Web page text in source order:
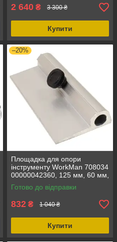
2 640 ₴ 3 300 ₴
Купити
–20%
Площадка для опори
інструменту WorkMan 708034
00000042360, 125 мм, 60 мм,
точність, стійкість, алюміній,
вага 240 г
Готово до відправки
832 ₴ 1 040 ₴
Купити